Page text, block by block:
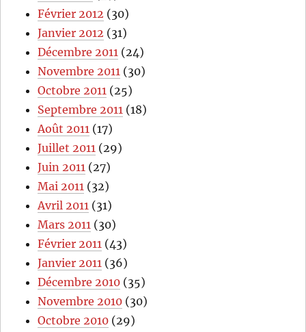
Février 2012 (30)
Janvier 2012 (31)
Décembre 2011 (24)
Novembre 2011 (30)
Octobre 2011 (25)
Septembre 2011 (18)
Août 2011 (17)
Juillet 2011 (29)
Juin 2011 (27)
Mai 2011 (32)
Avril 2011 (31)
Mars 2011 (30)
Février 2011 (43)
Janvier 2011 (36)
Décembre 2010 (35)
Novembre 2010 (30)
Octobre 2010 (29)